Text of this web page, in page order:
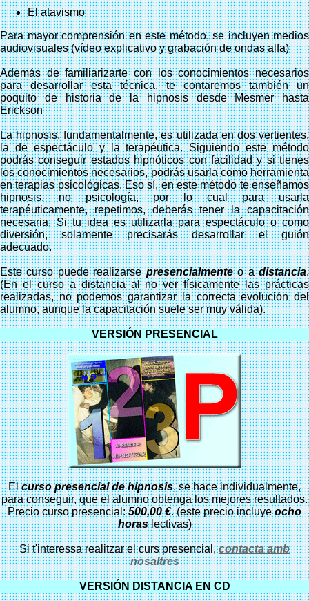
El atavismo
Para mayor comprensión en este método, se incluyen medios
audiovisuales (vídeo explicativo y grabación de ondas alfa)
Además de familiarizarte con los conocimientos necesarios
para desarrollar esta técnica, te contaremos también un
poquito de historia de la hipnosis desde Mesmer hasta
Erickson
La hipnosis, fundamentalmente, es utilizada en dos vertientes,
la de espectáculo y la terapéutica. Siguiendo este método
podrás conseguir estados hipnóticos con facilidad y si tienes
los conocimientos necesarios, podrás usarla como herramienta
en terapias psicológicas. Eso sí, en este método te enseñamos
hipnosis, no psicología, por lo cual para usarla
terapéuticamente, repetimos, deberás tener la capacitación
necesaria. Si tu idea es utilizarla para espectáculo o como
diversión, solamente precisarás desarrollar el guión
adecuado.
Este curso puede realizarsepresencialmenteo adistancia.
(En el curso a distancia al no ver físicamente las prácticas
realizadas, no podemos garantizar la correcta evolución del
alumno, aunque la capacitación suele ser muy válida).
VERSIÓN PRESENCIAL
Elcurso presencial de hipnosis, se hace individualmente,
para conseguir, que el alumno obtenga los mejores resultados.
Precio curso presencial:500,00 €. (este precio incluyeocho
horaslectivas)
Si t'interessa realitzar el curs presencial,contacta amb
nosaltres
VERSIÓN DISTANCIA EN CD